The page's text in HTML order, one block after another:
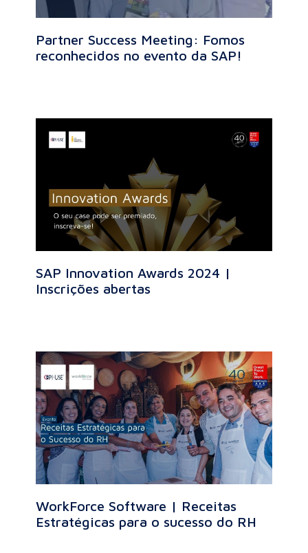
Partner Success Meeting: Fomos
reconhecidos no evento da SAP!
SAP Innovation Awards 2024 |
Inscrições abertas
WorkForce Software | Receitas
Estratégicas para o sucesso do RH